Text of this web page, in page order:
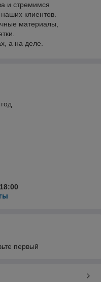
и стремимся
клиентов.
материалы,
а на деле.
первый